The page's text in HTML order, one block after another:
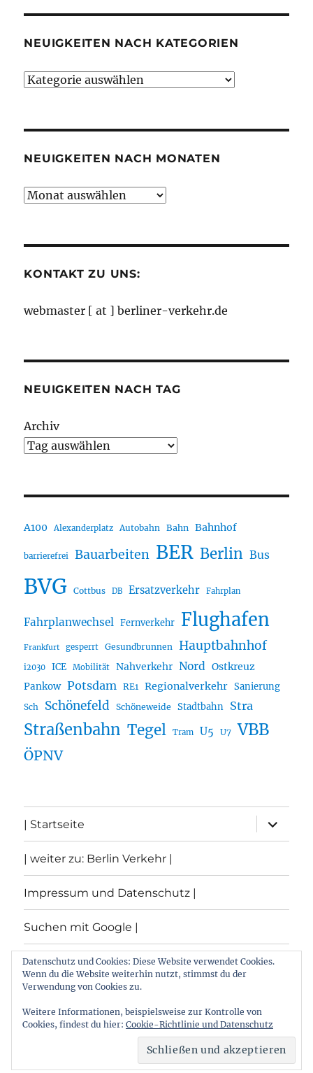
NEUIGKEITEN NACH KATEGORIEN
Neuigkeiten
NEUIGKEITEN NACH MONATEN
Neuigkeiten
KONTAKT ZU UNS:
webmaster [ at ] berliner-verkehr.de
NEUIGKEITEN NACH TAG
Archiv
A100 Alexanderplatz Autobahn Bahn Bahnhof
barrierefrei Bauarbeiten BER Berlin Bus
BVG Cottbus DB Ersatzverkehr Fahrplan
Fahrplanwechsel Fernverkehr Flughafen
Frankfurt gesperrt Gesundbrunnen Hauptbahnhof
i2030 ICE Mobilität Nahverkehr Nord Ostkreuz
Pankow Potsdam RE1 Regionalverkehr Sanierung
Sch Schönefeld Schöneweide Stadtbahn Stra
Straßenbahn Tegel Tram U5 U7 VBB
ÖPNV
| Startseite
öffnen
| weiter zu: Berlin Verkehr |
Impressum und Datenschutz |
Suchen mit Google |
Themen
Archiv von: Berlin:Verkehr
Stolz präsentiert von
Datenschutz und Cookies: Diese Website verwendet Cookies.
Wenn du die Website weiterhin nutzt, stimmst du der
Verwendung von Cookies zu.
Weitere Informationen, beispielsweise zur Kontrolle von
Cookies, findest du hier: Cookie-Richtlinie und Datenschutz